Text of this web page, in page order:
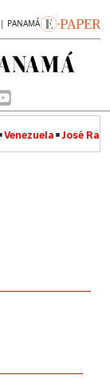
PANAMÁ
Venezuela José